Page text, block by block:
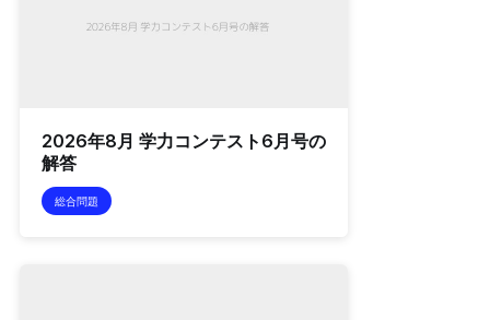
2026年8月 学力コンテスト6月号の
解答
総合問題